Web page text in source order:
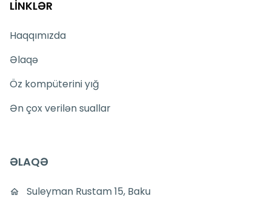
LİNKLƏR
Haqqımızda
Əlaqə
Öz kompüterini yığ
Ən çox verilən suallar
ƏLAQƏ
Suleyman Rustam 15, Baku